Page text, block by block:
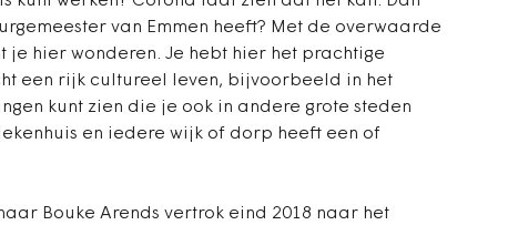
van Emmen heeft? Met de overwaarde
je hier wonderen. Je hebt hier het prachtige
een rijk cultureel leven, bijvoorbeeld in het
kunt zien die je ook in andere grote steden
en iedere wijk of dorp heeft een of
Bouke Arends vertrok eind 2018 naar het